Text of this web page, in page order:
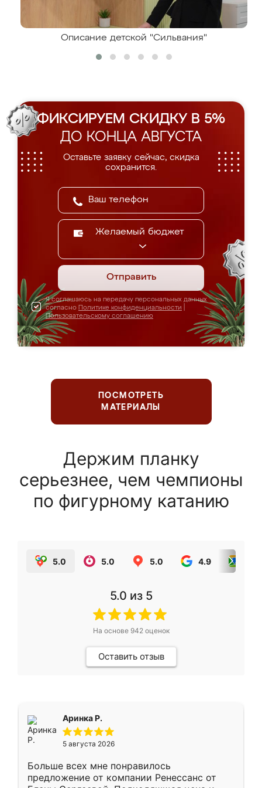
Описание детской "Сильвания"
ФИКСИРУЕМ СКИДКУ В 5%
ДО КОНЦА АВГУСТА
Оставьте заявку сейчас, скидка
сохранится.
Желаемый бюджет
Отправить
Я соглашаюсь на передачу персональных данных
согласно Политике конфиденциальности
Пользовательскому соглашению
ПОСМОТРЕТЬ
МАТЕРИАЛЫ
Держим планку
серьезнее, чем чемпионы
по фигурному катанию
5.0 5.0 5.0 4.9
5.0 из 5
На основе 942оценок
Оставить отзыв
Аринка Р.
5 августа 2026
Больше всех мне понравилось
предложение от компании Ренессанс от